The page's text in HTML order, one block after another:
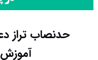
حدنصاب تراز
آموزش